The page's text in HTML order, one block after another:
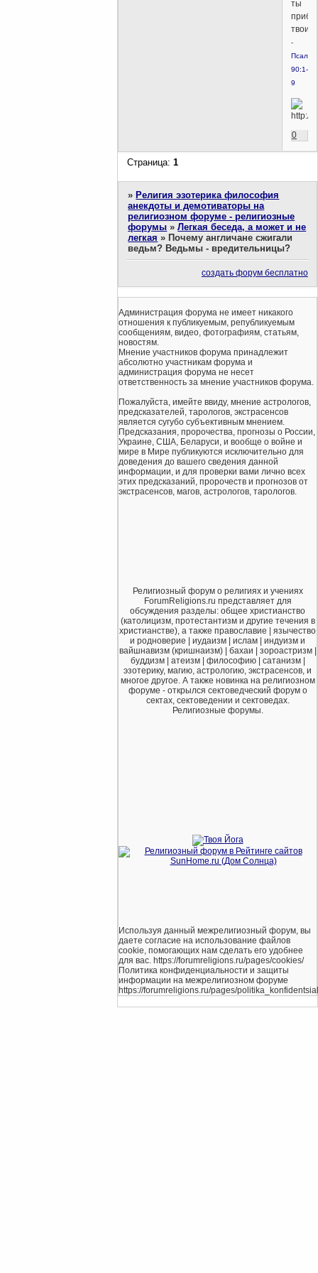
ты
твоим;
-
Псалом
90:1-
9
0
Страница:1
»Религия эзотерика философия
анекдоты и демотиваторы на
религиозном форуме - религиозные
форумы »Легкая беседа, а может и не
легкая »Почему англичане сжигали
ведьм? Ведьмы - вредительницы?
создать форум бесплатно
Администрация форума не имеет никакого
отношения к публикуемым, републикуемым
сообщениям, видео, фотографиям, статьям,
новостям.
Мнение участников форума принадлежит
абсолютно участникам форума и
администрация форума не несет
ответственность за мнение участников форума.
Пожалуйста, имейте ввиду, мнение астрологов,
предсказателей, тарологов, экстрасенсов
является сугубо субъективным мнением.
Предсказания, пророчества, прогнозы о России,
Украине, США, Беларуси, и вообще о войне и
мире в Мире публикуются исключительно для
доведения до вашего сведения данной
информации, и для проверки вами лично всех
этих предсказаний, пророчеств и прогнозов от
экстрасенсов, магов, астрологов, тарологов.
Религиозный форум о религиях и учениях
ForumReligions.ru представляет для
обсуждения разделы: общее христианство
(католицизм, протестантизм и другие течения в
христианстве), а также православие | язычество
и родноверие | иудаизм | ислам | индуизм и
вайшнавизм (кришнаизм) | бахаи | зороастризм |
буддизм | атеизм | философию | сатанизм |
эзотерику, магию, астрологию, экстрасенсов, и
многое другое. А также новинка на религиозном
форуме - открылся сектоведческий форум о
сектах, сектоведении и сектоведах.
Религиозные форумы.
Используя данный межрелигиозный форум, вы
даете согласие на использование файлов
cookie, помогающих нам сделать его удобнее
для вас. https://forumreligions.ru/pages/cookies/
Политика конфиденциальности и защиты
информации на межрелигиозном форуме
https://forumreligions.ru/pages/